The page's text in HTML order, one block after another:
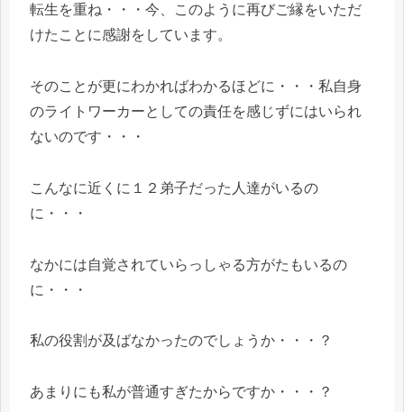
転生を重ね・・・今、このように再びご縁をいただ
けたことに感謝をしています。
そのことが更にわかればわかるほどに・・・私自身
のライトワーカーとしての責任を感じずにはいられ
ないのです・・・
こんなに近くに１２弟子だった人達がいるの
に・・・
なかには自覚されていらっしゃる方がたもいるの
に・・・
私の役割が及ばなかったのでしょうか・・・？
あまりにも私が普通すぎたからですか・・・？